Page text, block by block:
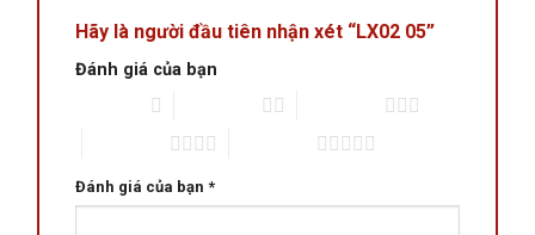
Hãy là người đầu tiên nhận xét “LX02 05”
Đánh giá của bạn
Đánh giá của bạn *